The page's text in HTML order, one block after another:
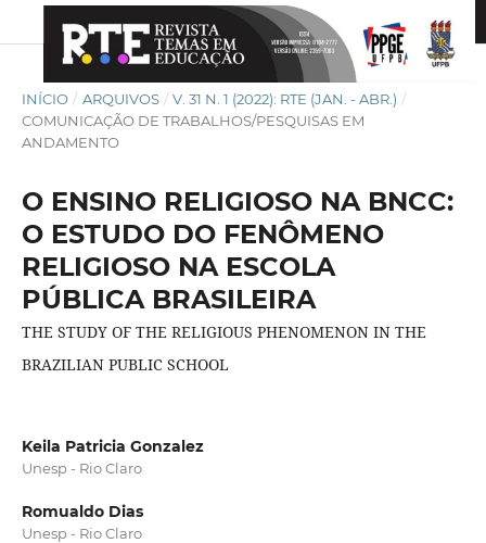
INÍCIO / ARQUIVOS / V. 31 N. 1 (2022): RTE (JAN. - ABR.) /
COMUNICAÇÃO DE TRABALHOS/PESQUISAS EM
ANDAMENTO
O ENSINO RELIGIOSO NA BNCC:
O ESTUDO DO FENÔMENO
RELIGIOSO NA ESCOLA
PÚBLICA BRASILEIRA
THE STUDY OF THE RELIGIOUS PHENOMENON IN THE
BRAZILIAN PUBLIC SCHOOL
Keila Patricia Gonzalez
Unesp - Rio Claro
Romualdo Dias
Unesp - Rio Claro